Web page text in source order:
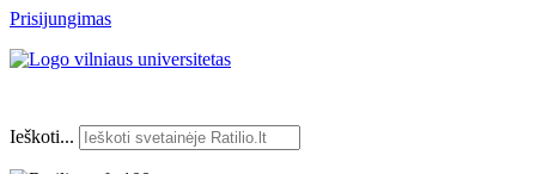
Prisijungimas
Ieškoti...